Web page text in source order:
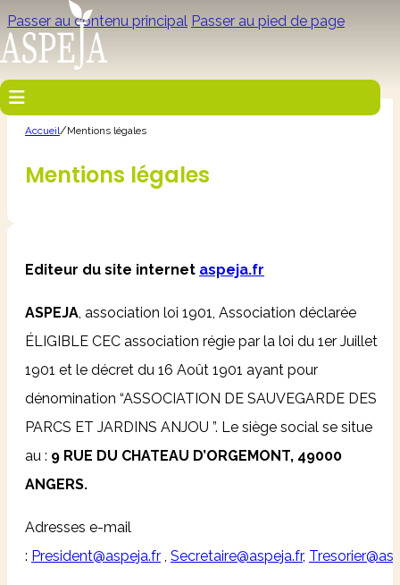
Passer au contenu principal Passer au pied de page
Accueil/Mentions légales
Mentions légales
Editeur du site internet aspeja.fr
ASPEJA, association loi 1901, Association déclarée
ÉLIGIBLE CEC association régie par la loi du 1er Juillet
1901 et le décret du 16 Août 1901 ayant pour
dénomination “ASSOCIATION DE SAUVEGARDE DES
PARCS ET JARDINS ANJOU ”. Le siège social se situe
au : 9 RUE DU CHATEAU D’ORGEMONT, 49000
ANGERS.
Adresses e-mail
: President@aspeja.fr , Secretaire@aspeja.fr,